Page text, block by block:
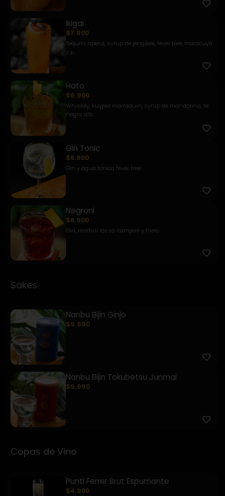
Ikigai
$7.900
Tequila, aperol, syrup de jengibre, fever tree, maracuyá
y p...
Hato
$6.900
Whiskey, kuyper marraquin, syrup de mandarina, té
negro, alb...
Gin Tonic
$8.900
Gin y agua tónica fever tree.
Negroni
$8.900
Gin, martini rosso, campari y hielo.
Sakes
Nanbu Bijin Ginjo
$9.990
Nanbu Bijin Tokubetsu Junmai
$9.990
Copas de Vino
Punti Ferrer Brut Espumante
$4.900